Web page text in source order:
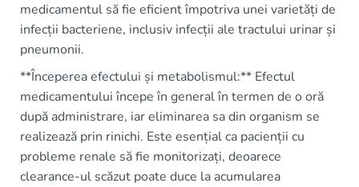
medicamentul să fie eficient împotriva unei varietăți de
infecții bacteriene, inclusiv infecții ale tractului urinar și
pneumonii.
**Începerea efectului și metabolismul:** Efectul
medicamentului începe în general în termen de o oră
după administrare, iar eliminarea sa din organism se
realizează prin rinichi. Este esențial ca pacienții cu
probleme renale să fie monitorizați, deoarece
clearance-ul scăzut poate duce la acumularea